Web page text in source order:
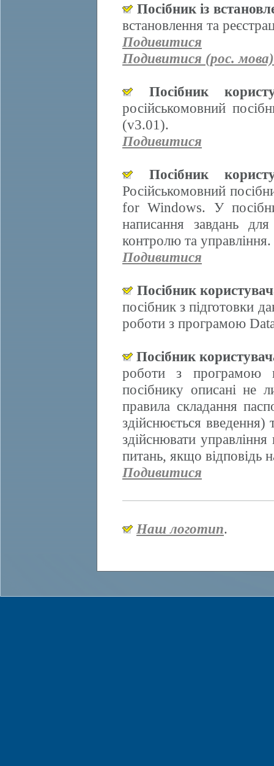
Посібник із
встановлення та
Подивитися
Подивитися (рос. мова)
Посібник
російськомовний
(v3.01).
Подивитися
Посібник
Російськомовний
for Windows. У
написання завдань
контролю та управління.
Подивитися
Посібник
посібник з підготовки
роботи з програмою
Посібник
роботи з програмою
посібнику описані не
правила складання
здійснюється
здійснювати
питань, якщо відповідь
Подивитися
Наш логотип.